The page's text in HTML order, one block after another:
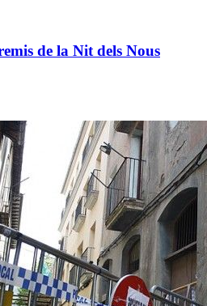
de la Nit dels Nous